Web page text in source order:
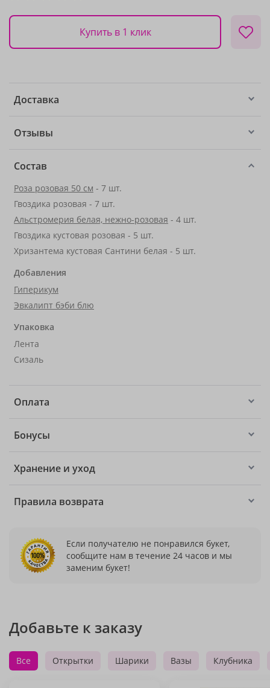
Купить в 1 клик
Доставка
Отзывы
Состав
Роза розовая 50 см - 7 шт.
Гвоздика розовая - 7 шт.
Альстромерия белая, нежно-розовая - 4 шт.
Гвоздика кустовая розовая - 5 шт.
Хризантема кустовая Сантини белая - 5 шт.
Добавления
Гиперикум
Эвкалипт бэби блю
Упаковка
Лента
Сизаль
Оплата
Бонусы
Хранение и уход
Правила возврата
Если получателю не понравился букет,
сообщите нам в течение 24 часов и мы
заменим букет!
Добавьте к заказу
Все Открытки Шарики Вазы Клубника